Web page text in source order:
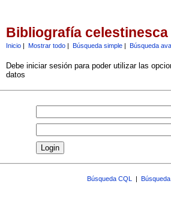
Bibliografía celestinesca
Inicio| Mostrar todo| Búsqueda simple| Búsqueda
Debe iniciar sesión para poder utilizar las
datos
Búsqueda CQL |